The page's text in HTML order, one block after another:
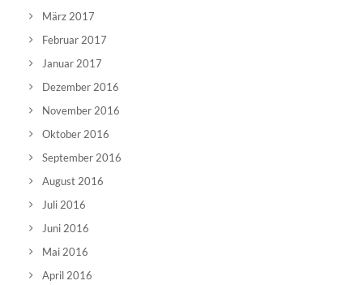
März 2017
Februar 2017
Januar 2017
Dezember 2016
November 2016
Oktober 2016
September 2016
August 2016
Juli 2016
Juni 2016
Mai 2016
April 2016